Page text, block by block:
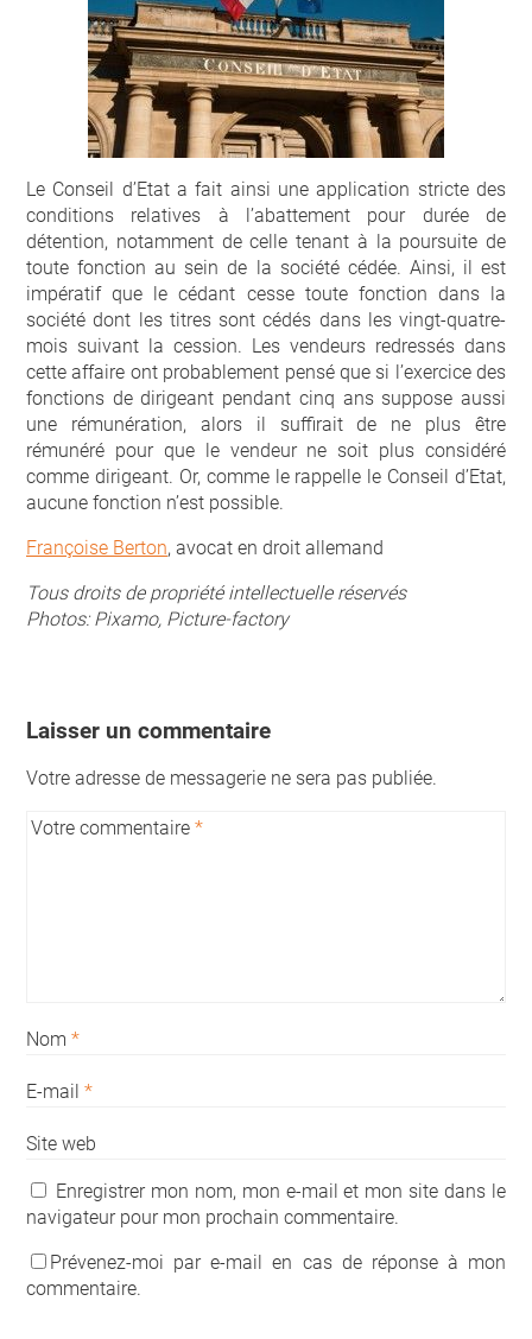
Le Conseil d’Etat a fait ainsi une application stricte des
conditions relatives à l’abattement pour durée de
détention, notamment de celle tenant à la poursuite de
toute fonction au sein de la société cédée. Ainsi, il est
impératif que le cédant cesse toute fonction dans la
société dont les titres sont cédés dans les vingt-quatre-
mois suivant la cession. Les vendeurs redressés dans
cette affaire ont probablement pensé que si l’exercice des
fonctions de dirigeant pendant cinq ans suppose aussi
une rémunération, alors il suffirait de ne plus être
rémunéré pour que le vendeur ne soit plus considéré
comme dirigeant. Or, comme le rappelle le Conseil d’Etat,
aucune fonction n’est possible.
Françoise Berton, avocat en droit allemand
Tous droits de propriété intellectuelle réservés
Photos: Pixamo, Picture-factory
Laisser un commentaire
Votre adresse de messagerie ne sera pas publiée.
Votre commentaire *
Nom *
E-mail *
Site web
Enregistrer mon nom, mon e-mail et mon site dans le
navigateur pour mon prochain commentaire.
Prévenez-moi par e-mail en cas de réponse à mon
commentaire.